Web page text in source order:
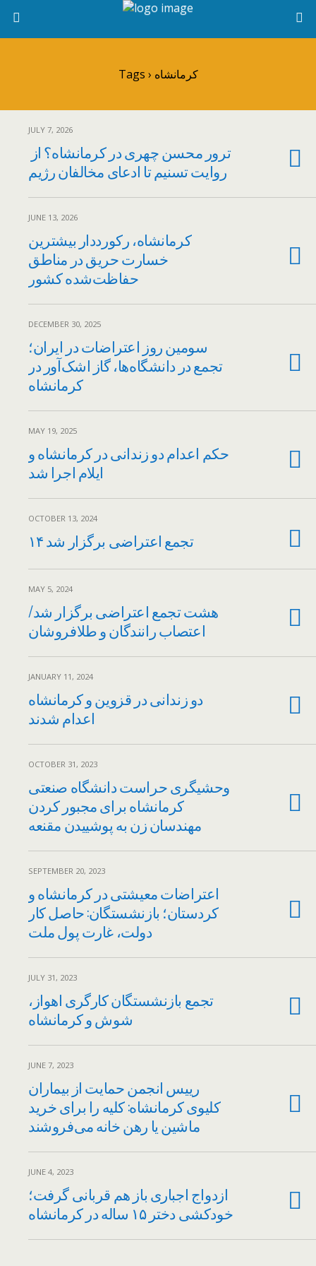
Tags › کرمانشاه
JULY 7, 2026
روایت تسنیم تا ادعای مخالفان رژیم
JUNE 13, 2026
کرمانشاه، رکورددار بیشترین
خسارت حریق در مناطق
حفاظت‌شده کشور
DECEMBER 30, 2025
سومین روز اعتراضات در ایران؛
تجمع در دانشگاه‌ها، گاز اشک‌آور در
کرمانشاه
MAY 19, 2025
حکم اعدام دو زندانی در کرمانشاه و
ایلام اجرا شد
OCTOBER 13, 2024
۱۴ تجمع اعتراضی برگزار شد
MAY 5, 2024
هشت تجمع اعتراضی برگزار شد/
اعتصاب رانندگان و طلافروشان
JANUARY 11, 2024
دو زندانی در قزوین و کرمانشاه
اعدام شدند
OCTOBER 31, 2023
وحشیگری حراست دانشگاه صنعتی
کرمانشاه برای مجبور کردن
مهندسان زن به پوشییدن مقنعه
SEPTEMBER 20, 2023
اعتراضات معیشتی در کرمانشاه و
کردستان؛ بازنشستگان: حاصل کار
دولت، غارت پول ملت
JULY 31, 2023
تجمع بازنشستگان کارگری اهواز،
شوش و کرمانشاه
JUNE 7, 2023
رییس انجمن حمایت از بیماران
کلیوی کرمانشاه: کلیه‌ را برای خرید
ماشین یا رهن خانه می‌فروشند
JUNE 4, 2023
ازدواج اجباری باز هم قربانی گرفت؛
خودکشی دختر ۱۵ ساله در کرمانشاه